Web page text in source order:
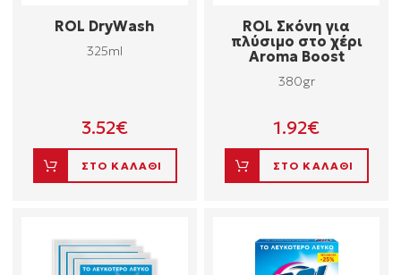
ROL DryWash
325ml
3.52€
ΣΤΟ ΚΑΛΑΘΙ
ROL Σκόνη για
πλύσιμο στο χέρι
Aroma Boost
380gr
1.92€
ΣΤΟ ΚΑΛΑΘΙ